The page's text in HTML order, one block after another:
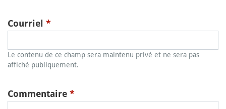
Courriel *
Le contenu de ce champ sera maintenu privé et ne sera pas
affiché publiquement.
Commentaire *